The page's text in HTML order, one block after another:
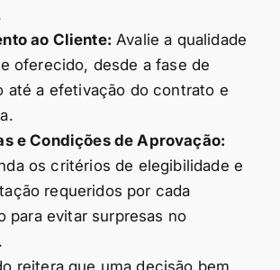
ao Cliente: Avalie a qualidade
oferecido, desde a fase de
até a efetivação do contrato e
e Condições de Aprovação:
os critérios de elegibilidade e
requeridos por cada
para evitar surpresas no